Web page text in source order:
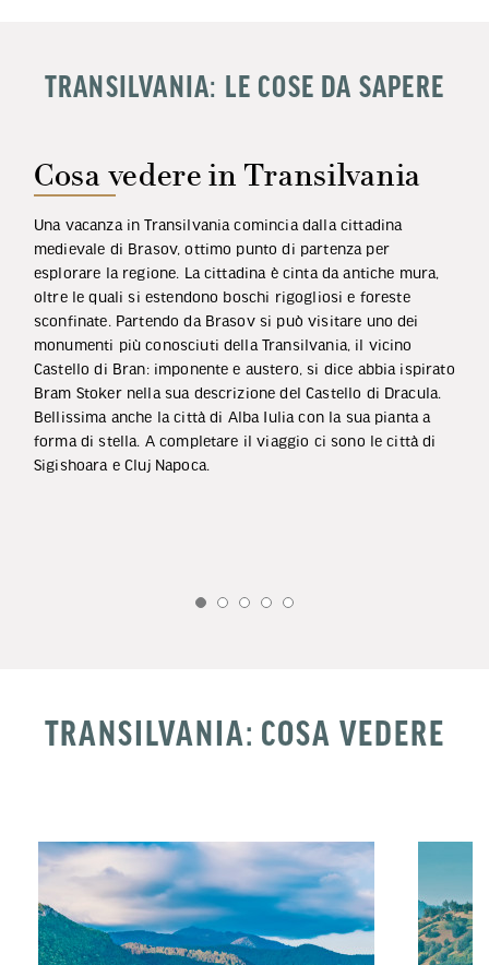
TRANSILVANIA: LE COSE DA SAPERE
Cosa vedere in Transilvania
Una vacanza in Transilvania comincia dalla cittadina
medievale di Brasov, ottimo punto di partenza per
esplorare la regione. La cittadina è cinta da antiche mura,
oltre le quali si estendono boschi rigogliosi e foreste
sconfinate. Partendo da Brasov si può visitare uno dei
monumenti più conosciuti della Transilvania, il vicino
Castello di Bran: imponente e austero, si dice abbia ispirato
Bram Stoker nella sua descrizione del Castello di Dracula.
Bellissima anche la città di Alba Iulia con la sua pianta a
forma di stella. A completare il viaggio ci sono le città di
Sigishoara e Cluj Napoca.
TRANSILVANIA: COSA VEDERE